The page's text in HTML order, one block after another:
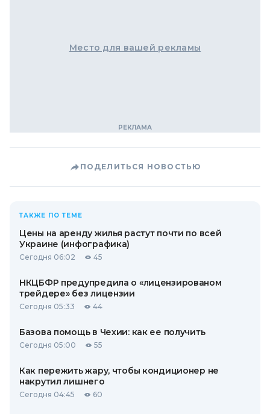
Место для вашей рекламы
ПОДЕЛИТЬСЯ НОВОСТЬЮ
ТАКЖЕ ПО ТЕМЕ
Цены на аренду жилья растут почти по всей
Украине (инфографика)
Сегодня 06:02 45
НКЦБФР предупредила о «лицензированом
трейдере» без лицензии
Сегодня 05:33 44
Базова помощь в Чехии: как ее получить
Сегодня 05:00 55
Как пережить жару, чтобы кондиционер не
накрутил лишнего
Сегодня 04:45 60